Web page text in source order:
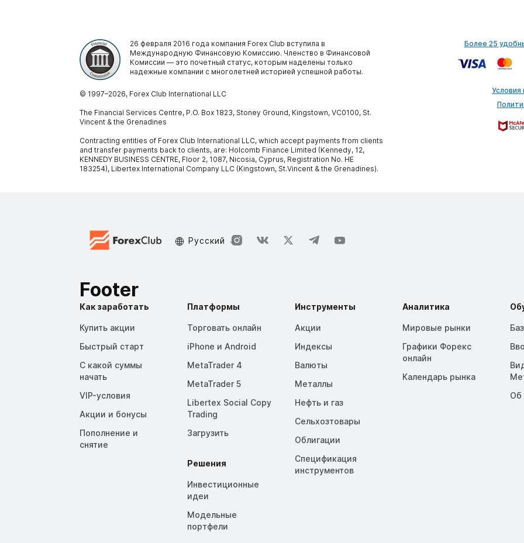
26 февраля 2016 года компания Forex Club вступила в
Международную Финансовую Комиссию. Членство в Финансовой
Комиссии — это почетный статус, которым наделены только
надежные компании с многолетней историей успешной работы.
© 1997–2026, Forex Club International LLC
The Financial Services Centre, P.O. Box 1823, Stoney Ground, Kingstown, VC0100, St.
Vincent & the Grenadines
Contracting entities of Forex Club International LLC, which accept payments from clients
and transfer payments back to clients, are: Holcomb Finance Limited (Kennedy, 12,
KENNEDY BUSINESS CENTRE, Floor 2, 1087, Nicosia, Cyprus, Registration No. HE
183254), Libertex International Company LLC (Kingstown, St.Vincent & the Grenadines).
Более 25
Русский
Footer
Как заработать
Купить акции
Быстрый старт
С какой суммы
начать
VIP-условия
Акции и бонусы
Пополнение и
снятие
Платформы
Торговать онлайн
iPhone и Android
MetaTrader 4
MetaTrader 5
Libertex Social Copy
Trading
Загрузить
Решения
Инвестиционные
идеи
Модельные
портфели
Инструменты
Акции
Индексы
Валюты
Металлы
Нефть и газ
Сельхозтовары
Облигации
Спецификация
инструментов
Аналитика
Мировые рынки
Графики Форекс
онлайн
Календарь рынка
Об